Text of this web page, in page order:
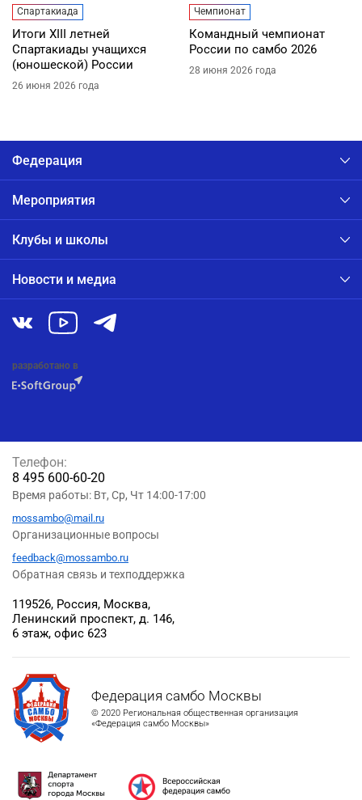
Спартакиада
Итоги XIII летней
Спартакиады учащихся
(юношеской) России
26 июня 2026 года
Чемпионат
Командный чемпионат
России по самбо 2026
28 июня 2026 года
Федерация
Мероприятия
Клубы и школы
Новости и медиа
разработано в
Федерация самбо Москвы
© 2020 Региональная общественная организация
«Федерация самбо Москвы»
119526, Россия, Москва,
Ленинский проспект, д. 146,
6 этаж, офис 623
Телефон:
8 495 600-60-20
Время работы: Вт, Ср, Чт 14:00-17:00
mossambo@mail.ru
Организационные вопросы
feedback@mossambo.ru
Обратная связь и техподдержка